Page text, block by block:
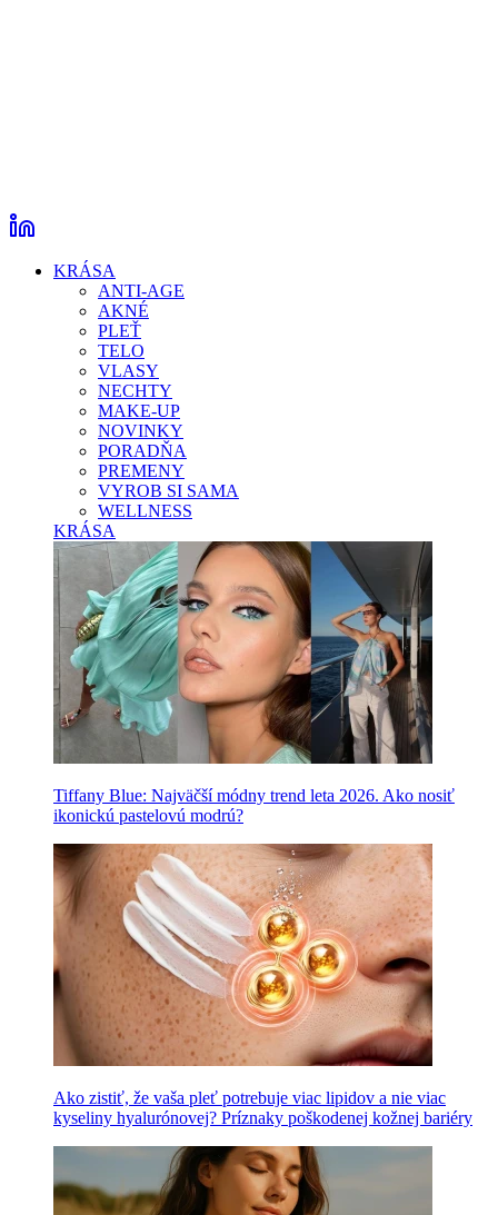
KRÁSA
ANTI-AGE
AKNÉ
PLEŤ
TELO
VLASY
NECHTY
MAKE-UP
NOVINKY
PORADŇA
PREMENY
VYROB SI SAMA
WELLNESS
KRÁSA
Tiffany Blue: Najväčší módny trend leta 2026. Ako nosiť
ikonickú pastelovú modrú?
Ako zistiť, že vaša pleť potrebuje viac lipidov a nie viac
kyseliny hyalurónovej? Príznaky poškodenej kožnej bariéry